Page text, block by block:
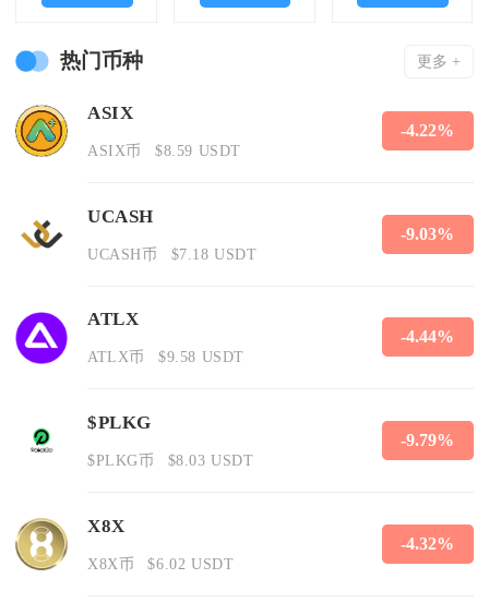
热门币种 更多 +
ASIX
ASIX币 $8.59 USDT
-4.22%
UCASH
UCASH币 $7.18 USDT
-9.03%
ATLX
ATLX币 $9.58 USDT
-4.44%
$PLKG
$PLKG币 $8.03 USDT
-9.79%
X8X
X8X币 $6.02 USDT
-4.32%